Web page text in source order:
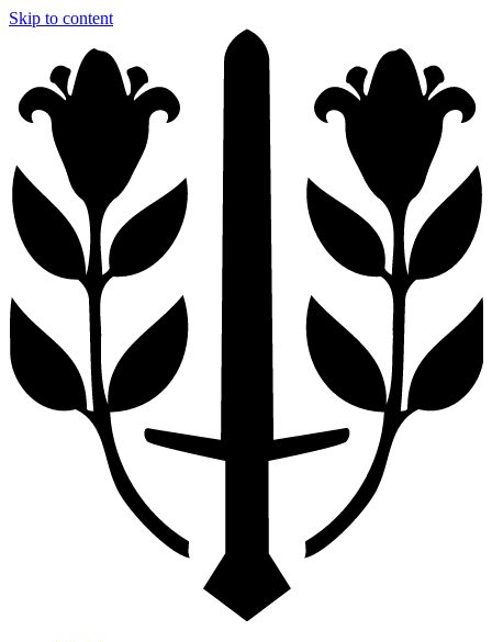
Skip to content